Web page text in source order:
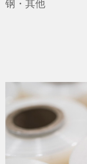
钢・其他